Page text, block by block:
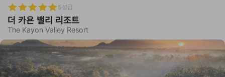
5성급
더 카욘 밸리 리조트
The Kayon Valley Resort